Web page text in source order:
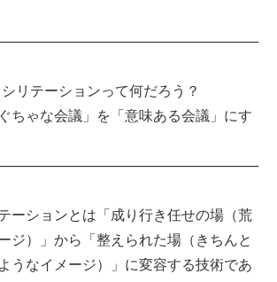
リテーションって何だろう？
ちゃな会議」を「意味ある会議」にす
ーションとは「成り行き任せの場（荒
ジ）」から「整えられた場（きちんと
うなイメージ）」に変容する技術であ